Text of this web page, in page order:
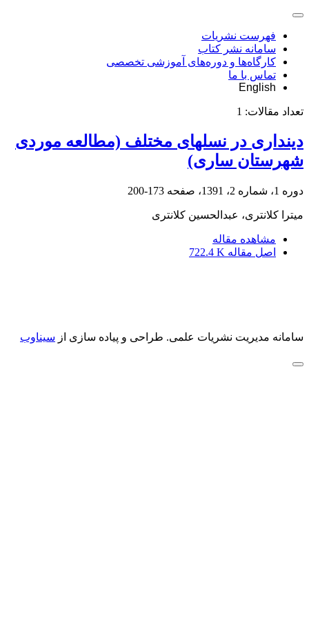
فهرست نشریات
سامانه نشر کتاب
کارگاه‌ها و دوره‌های آموزشی تخصصی
تماس با ما
English
تعداد مقالات: 1
دینداری در نسلهای مختلف (مطالعه موردی
شهرستان ساری)
دوره 1، شماره 2، 1391، صفحه 173-200
میترا کلانتری، عبدالحسین کلانتری
مشاهده مقاله
اصل مقاله 722.4 K
سامانه مدیریت نشریات علمی. طراحی و پیاده سازی از سیناوب